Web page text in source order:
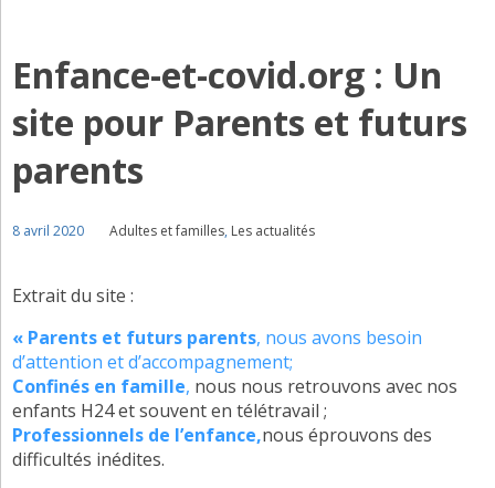
Enfance-et-covid.org : Un
site pour Parents et futurs
parents
8 avril 2020 Adultes et familles, Les actualités
Extrait du site :
« Parents et futurs parents, nous avons besoin
d’attention et d’accompagnement;
Confinés en famille, nous nous retrouvons avec nos
enfants H24 et souvent en télétravail ;
Professionnels de l’enfance,nous éprouvons des
difficultés inédites.